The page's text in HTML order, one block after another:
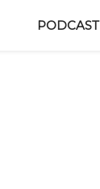
PODCAST